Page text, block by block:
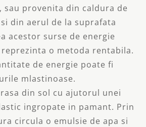
provenita din caldura de
din aerul de la suprafata
acestor surse de energie
o metoda rentabila.
de energie poate fi
mlastinoase.
din sol cu ajutorul unei
ingropate in pamant. Prin
circula o emulsie de apa si